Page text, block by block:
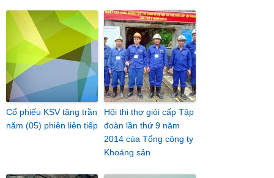
Cổ phiếu KSV tăng trần
năm (05) phiên liên tiếp
Hội thi thợ giỏi cấp Tập
đoàn lần thứ 9 năm
2014 của Tổng công ty
Khoáng sản